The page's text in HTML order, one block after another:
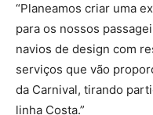
“Planeamos criar uma
para os nossos
navios de design com
serviços que vão
da Carnival, tirando
linha Costa.”